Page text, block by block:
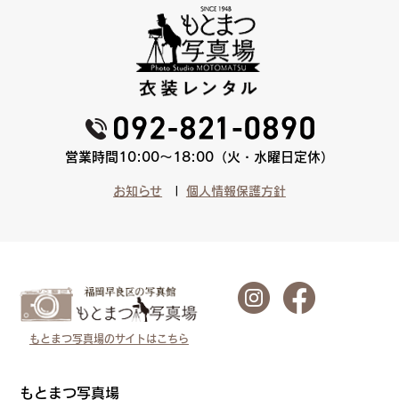
営業時間10:00〜18:00（火・水曜日定休）
お知らせ 個人情報保護方針
もとまつ写真場のサイトはこちら
もとまつ写真場